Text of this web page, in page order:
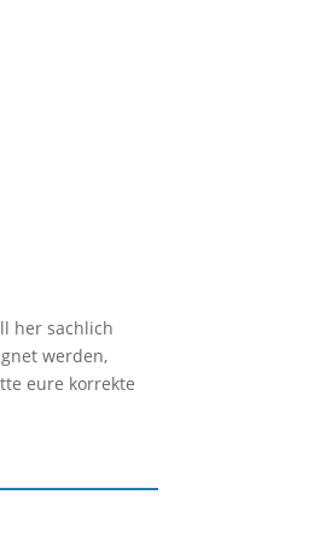
her sachlich
werden,
eure korrekte